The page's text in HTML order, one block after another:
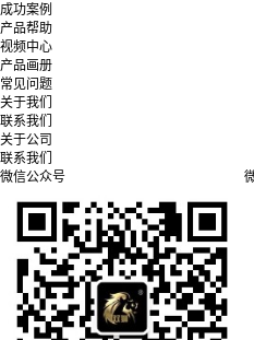
成功案例
产品帮助
视频中心
产品画册
常见问题
关于我们
联系我们
关于公司
联系我们
微信公众号